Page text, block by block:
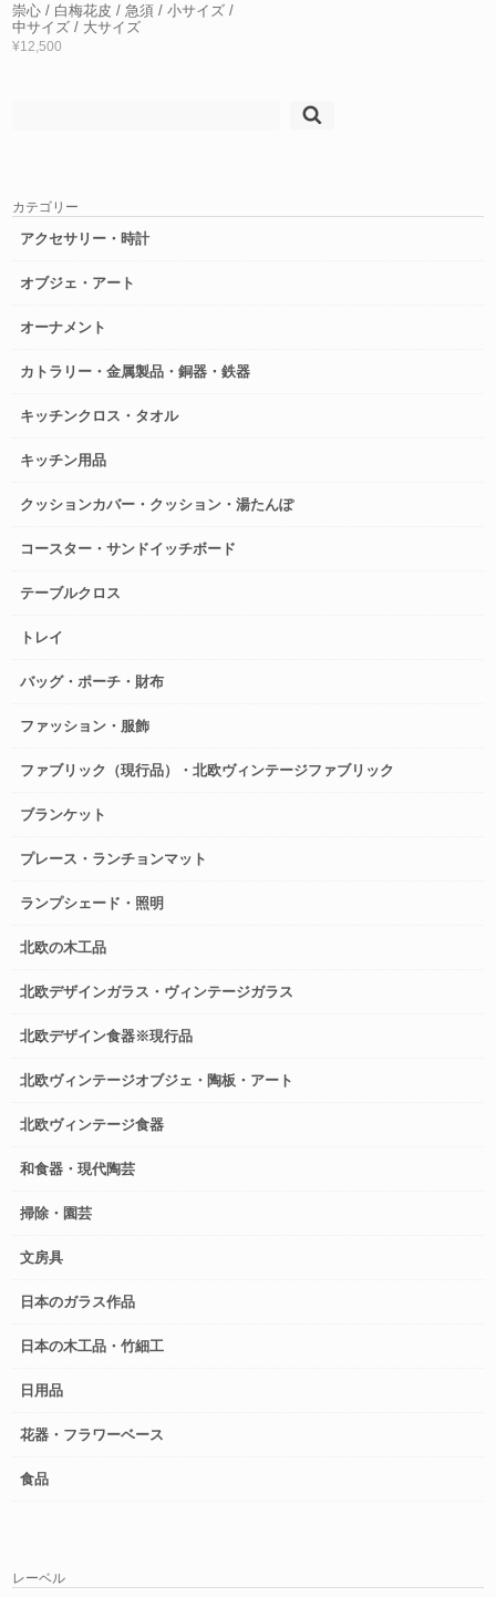
崇心 / 白梅花皮 / 急須 / 小サイズ /
中サイズ / 大サイズ
¥12,500
カテゴリー
アクセサリー・時計
オブジェ・アート
オーナメント
カトラリー・金属製品・銅器・鉄器
キッチンクロス・タオル
キッチン用品
クッションカバー・クッション・湯たんぽ
コースター・サンドイッチボード
テーブルクロス
トレイ
バッグ・ポーチ・財布
ファッション・服飾
ファブリック（現行品）・北欧ヴィンテージファブリック
ブランケット
プレース・ランチョンマット
ランプシェード・照明
北欧の木工品
北欧デザインガラス・ヴィンテージガラス
北欧デザイン食器※現行品
北欧ヴィンテージオブジェ・陶板・アート
北欧ヴィンテージ食器
和食器・現代陶芸
掃除・園芸
文房具
日本のガラス作品
日本の木工品・竹細工
日用品
花器・フラワーベース
食品
レーベル